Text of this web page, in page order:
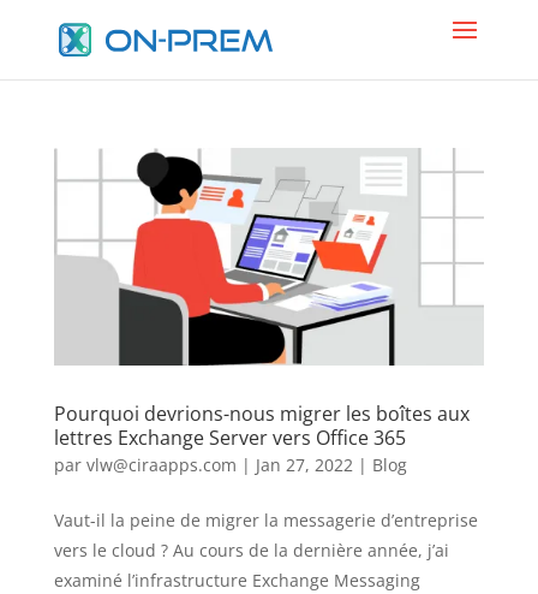
Pourquoi devrions-nous migrer les boîtes aux
lettres Exchange Server vers Office 365
par vlw@ciraapps.com | Jan 27, 2022 | Blog
Vaut-il la peine de migrer la messagerie d’entreprise
vers le cloud ? Au cours de la dernière année, j’ai
examiné l’infrastructure Exchange Messaging